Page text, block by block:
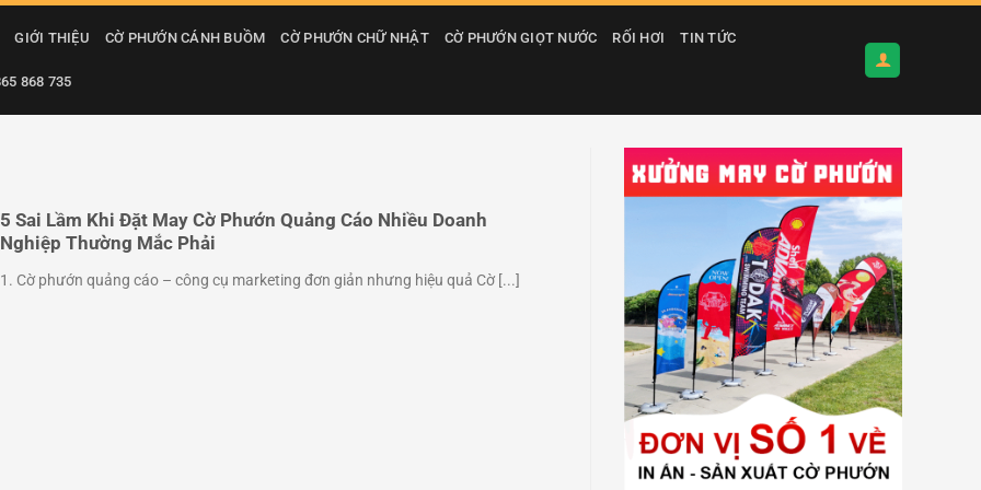
GIỚI THIỆU CỜ PHƯỚN CÁNH BUỒM CỜ PHƯỚN CHỮ NHẬT CỜ PHƯỚN GIỌT NƯỚC RỐI HƠI TIN TỨC
868 735
5 Sai Lầm Khi Đặt May Cờ Phướn Quảng Cáo Nhiều Doanh
Nghiệp Thường Mắc Phải
1. Cờ phướn quảng cáo – công cụ marketing đơn giản nhưng hiệu quả Cờ [...]